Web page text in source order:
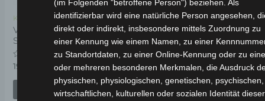
Kostenloser Versand
VSX
SEITENSTÄNDERFEDER
Bewertet
0
19,00
IN DEN WARENKORB
(im Folgenden "betroffene Person") beziehen. Als
identifizierbar wird eine natürliche Person angesehen,
direkt oder indirekt, insbesondere mittels Zuordnung zu
einer Kennung wie einem Namen, zu einer
zu Standortdaten, zu einer Online-Kennung oder zu
oder mehreren besonderen Merkmalen, die Ausdruck
physischen, physiologischen, genetischen, psychischen,
wirtschaftlichen, kulturellen oder sozialen Identität dieser